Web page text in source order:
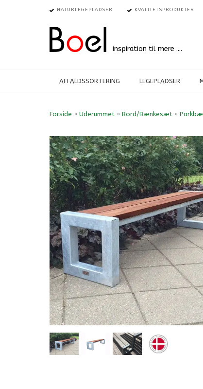
NATURLEGEPLADSER KVALITETSPRODUKTER
inspiration til mere ....
AFFALDSSORTERING LEGEPLADSER
Forside » Uderummet » Bord/Bænkesæt »